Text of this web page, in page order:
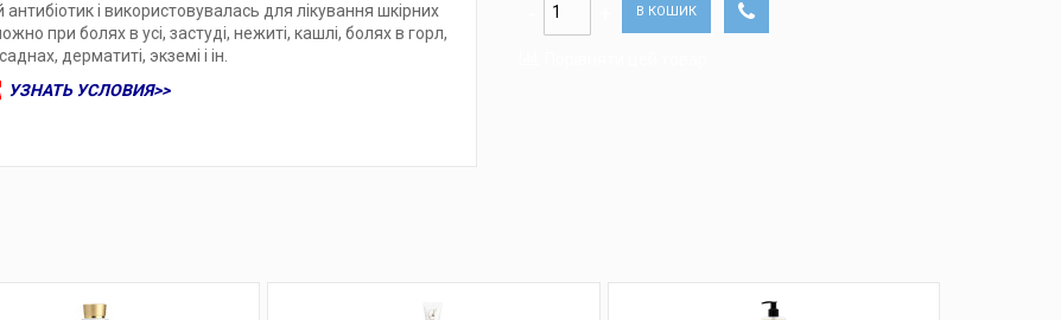
і використовувалась для лікування шкірних
при болях в усі, застуді, нежиті, кашлі, болях в горл,
дерматиті, экземі і ін.
УЗНАТЬ УСЛОВИЯ>>
В КОШИК